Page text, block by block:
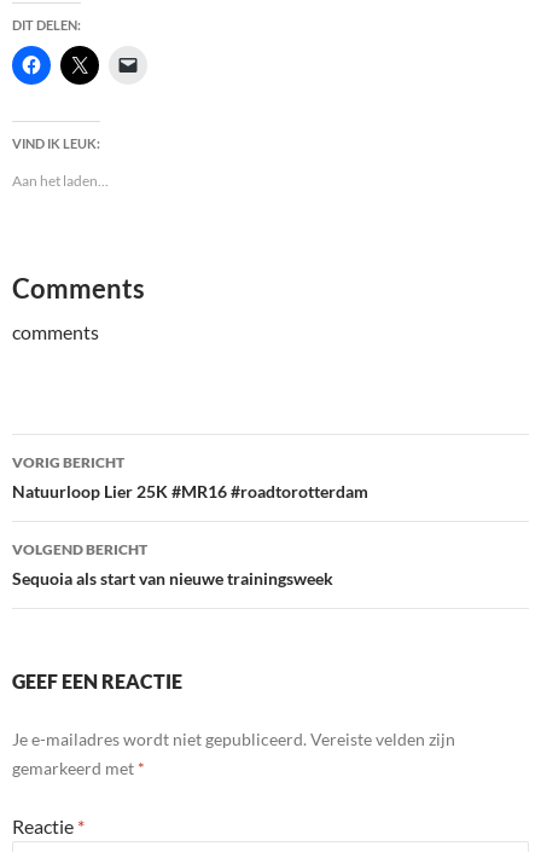
DIT DELEN:
VIND IK LEUK:
Aan het laden...
Comments
comments
Bericht
navigatie
VORIG BERICHT
Natuurloop Lier 25K #MR16 #roadtorotterdam
VOLGEND BERICHT
Sequoia als start van nieuwe trainingsweek
GEEF EEN REACTIE
Je e-mailadres wordt niet gepubliceerd. Vereiste velden zijn
gemarkeerd met *
Reactie *